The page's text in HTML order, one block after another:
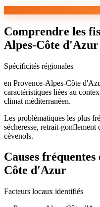
Comprendre les
Alpes-Côte d'Azur
Spécificités régionales
en Provence-Alpes-Côte
caractéristiques liées au
climat méditerranéen.
Les problématiques les plus
sécheresse, retrait-gonflement
cévenols.
Causes
Côte d'Azur
Facteurs locaux identifiés